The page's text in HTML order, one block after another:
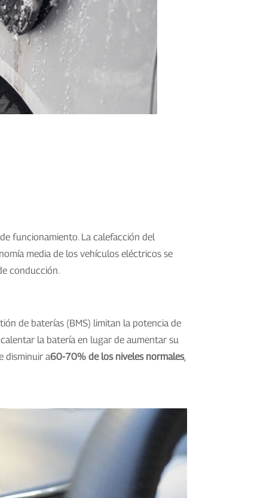
funcionamiento. La calefacción del
media de los vehículos eléctricos se
conducción.
de baterías (BMS) limitan la potencia de
la batería en lugar de aumentar su
disminuir a60-70% de los niveles normales,